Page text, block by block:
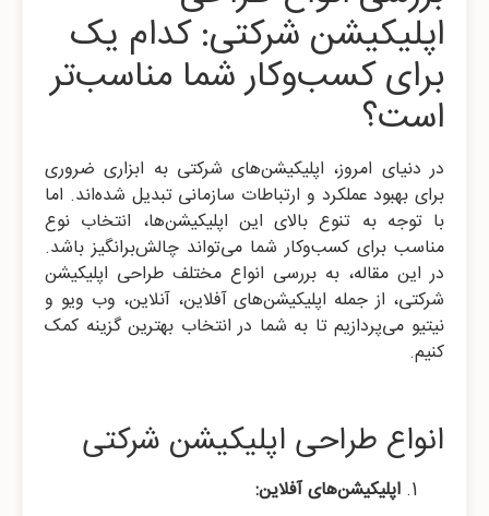
اپلیکیشن شرکتی: کدام یک
برای کسب‌وکار شما مناسب‌تر
است؟
در دنیای امروز، اپلیکیشن‌های شرکتی به ابزاری ضروری
برای بهبود عملکرد و ارتباطات سازمانی تبدیل شده‌اند. اما
با توجه به تنوع بالای این اپلیکیشن‌ها، انتخاب نوع
مناسب برای کسب‌وکار شما می‌تواند چالش‌برانگیز باشد.
در این مقاله، به بررسی انواع مختلف طراحی اپلیکیشن
شرکتی، از جمله اپلیکیشن‌های آفلاین، آنلاین، وب ویو و
نیتیو می‌پردازیم تا به شما در انتخاب بهترین گزینه کمک
کنیم.
انواع طراحی اپلیکیشن شرکتی
اپلیکیشن‌های آفلاین: